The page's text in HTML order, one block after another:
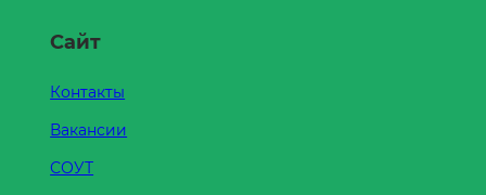
Сайт
Контакты
Вакансии
СОУТ